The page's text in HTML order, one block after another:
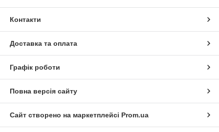
Контакти
Доставка та оплата
Графік роботи
Повна версія сайту
Сайт створено на маркетплейсі Prom.ua